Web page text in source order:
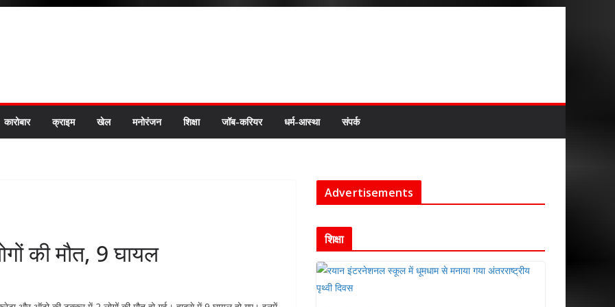
कारोबार क्राइम खेल मनोरंजन शिक्षा जॉब-करियर धर्म-आस्था संपर्क
की मौत, 9 घायल
Advertisements
शिक्षा